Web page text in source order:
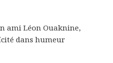
ami Léon Ouaknine,
dans humeur